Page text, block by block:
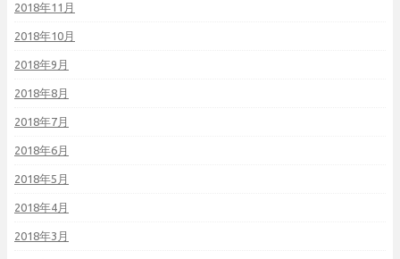
2018年11月
2018年10月
2018年9月
2018年8月
2018年7月
2018年6月
2018年5月
2018年4月
2018年3月